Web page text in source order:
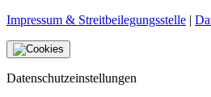
Impressum & Streitbeilegungsstelle |
Datenschutzeinstellungen